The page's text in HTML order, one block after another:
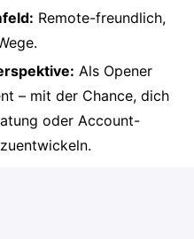
Remote-freundlich,
Als Opener
– mit der Chance, dich
oder Account-